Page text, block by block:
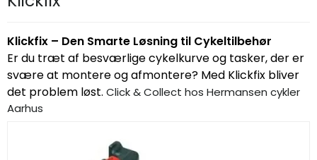
Klickfix – Den Smarte Løsning til Cykeltilbehør
Er du træt af besværlige cykelkurve og tasker, der er
svære at montere og afmontere? Med Klickfix bliver
det problem løst. Click & Collect hos Hermansen cykler
Aarhus